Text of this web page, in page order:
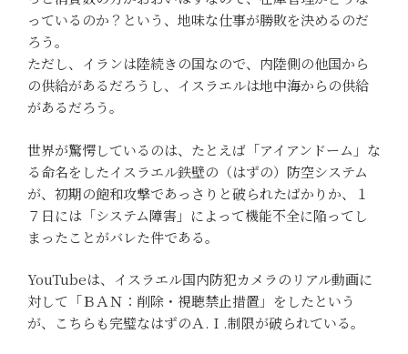
っているのか？という、地味な仕事が勝敗を決めるのだ
ろう。
ただし、イランは陸続きの国なので、内陸側の他国から
の供給があるだろうし、イスラエルは地中海からの供給
があるだろう。
世界が驚愕しているのは、たとえば「アイアンドーム」な
る命名をしたイスラエル鉄壁の（はずの）防空システム
が、初期の飽和攻撃であっさりと破られたばかりか、１
７日には「システム障害」によって機能不全に陥ってし
まったことがバレた件である。
YouTubeは、イスラエル国内防犯カメラのリアル動画に
対して「ＢＡＮ：削除・視聴禁止措置」をしたという
が、こちらも完璧なはずのＡ.Ｉ.制限が破られている。